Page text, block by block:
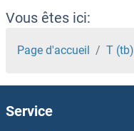
TBC1D1 Kits ELISA
TAZ Kits ELISA
Taxilin beta Kits ELISA
TAUT Kits ELISA
Vous êtes ici:
Page d'accueil T (tb)
Service